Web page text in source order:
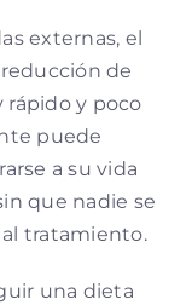
externas, el
de
rápido y poco
puede
a su vida
que nadie se
tratamiento.
una dieta